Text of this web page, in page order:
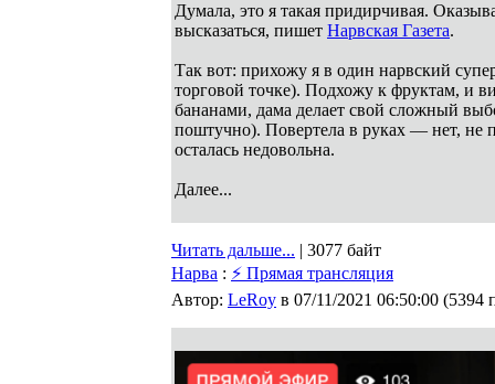
Думала, это я такая придирчивая.
высказаться, пишет Нарвская Газета.
Так вот: прихожу я в один нарвский
торговой точке). Подхожу к фруктам, и
бананами, дама делает свой сложный
поштучно). Повертела в руках — нет, не
осталась недовольна.
Далее...
Читать дальше... | 3077 байт
Нарва : ⚡ Прямая трансляция
Автор: LeRoy в 07/11/2021 06:50:00 (5394